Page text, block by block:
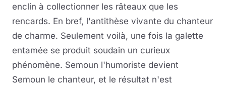
enclin à collectionner les râteaux que les
rencards. En bref, l'antithèse vivante du chanteur
de charme. Seulement voilà, une fois la galette
entamée se produit soudain un curieux
phénomène. Semoun l'humoriste devient
Semoun le chanteur, et le résultat n'est